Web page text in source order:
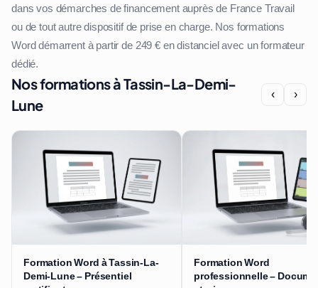
dans vos démarches de financement auprès de France Travail
ou de tout autre dispositif de prise en charge. Nos formations
Word démarrent à partir de 249 € en distanciel avec un formateur
dédié.
Nos formations à Tassin-La-Demi-
Lune
‹ ›
Formation Word à Tassin-La-
Demi-Lune – Présentiel
Formation Word
professionnelle –